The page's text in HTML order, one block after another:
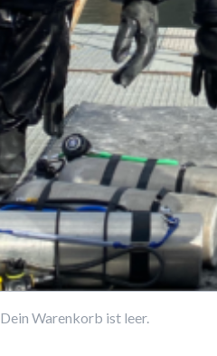
Dein Warenkorb ist leer.